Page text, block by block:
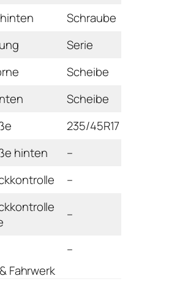
Schraube
Serie
Scheibe
Scheibe
235/45R17
hinten
–
–
–
–
Fahrwerk